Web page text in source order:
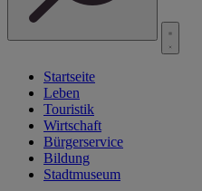
Startseite
Leben
Touristik
Wirtschaft
Bürgerservice
Bildung
Stadtmuseum